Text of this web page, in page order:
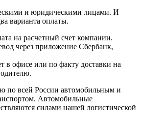
и юридическими лицами. И
варианта оплаты.
на расчетный счет компании.
через приложение Сбербанк,
в офисе или по факту доставки на
по всей России автомобильным и
Автомобильные
силами нашей логистической